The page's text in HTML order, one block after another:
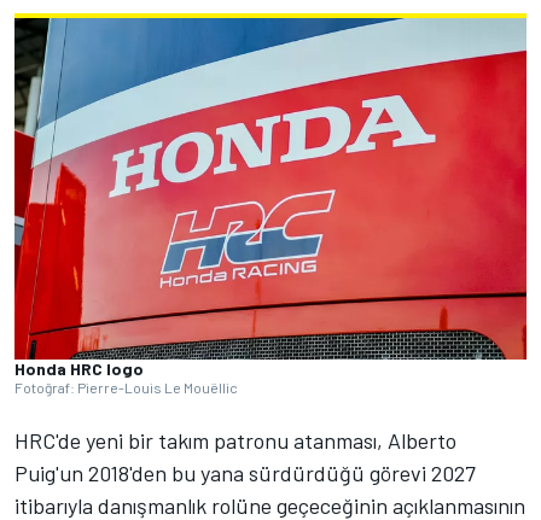
Honda HRC logo
Fotoğraf: Pierre-Louis Le Mouëllic
HRC'de yeni bir takım patronu atanması, Alberto
Puig'un 2018'den bu yana sürdürdüğü görevi 2027
itibarıyla danışmanlık rolüne geçeceğinin açıklanmasının